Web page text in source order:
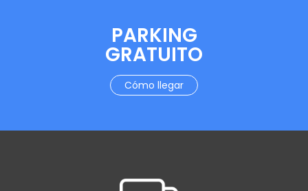
PARKING
GRATUITO
Cómo llegar